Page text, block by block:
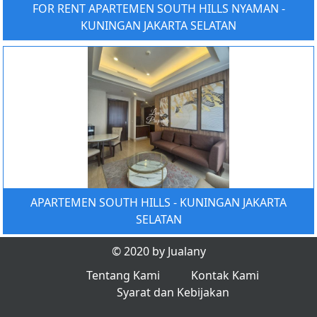
FOR RENT APARTEMEN SOUTH HILLS NYAMAN -
KUNINGAN JAKARTA SELATAN
APARTEMEN SOUTH HILLS - KUNINGAN JAKARTA
SELATAN
© 2020 by Jualany
Tentang Kami
Kontak Kami
Syarat dan Kebijakan